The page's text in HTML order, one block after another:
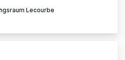
Lecourbe